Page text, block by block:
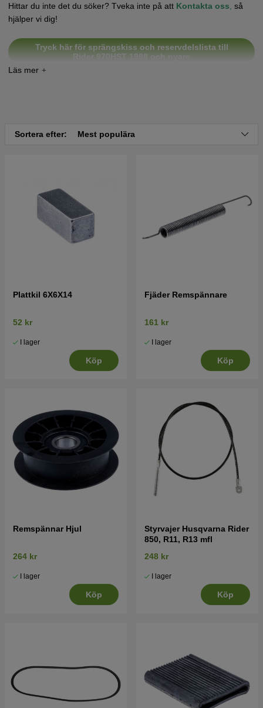
Hittar du inte det du söker? Tveka inte på att Kontakta oss så
hjälper vi dig!
Tryck här för sprängskiss och reservdelslista till
Rider 970HST 1998 och nyare
K55
Sortera efter: Mest populära
Plattkil 6X6X14
52 kr
I lager
Köp
Fjäder Remspännare
161 kr
I lager
Köp
Remspännar Hjul
264 kr
I lager
Köp
Styrvajer Husqvarna Rider
850, R11, R13 mfl
248 kr
I lager
Köp